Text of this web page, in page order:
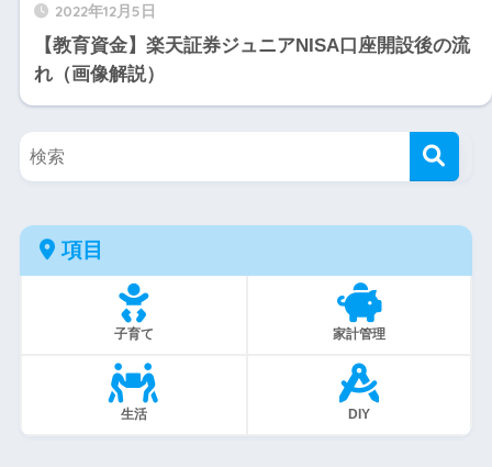
2022年12月5日
【教育資金】楽天証券ジュニアNISA口座開設後の流
れ（画像解説）
項目
子育て 家計管理
生活 DIY